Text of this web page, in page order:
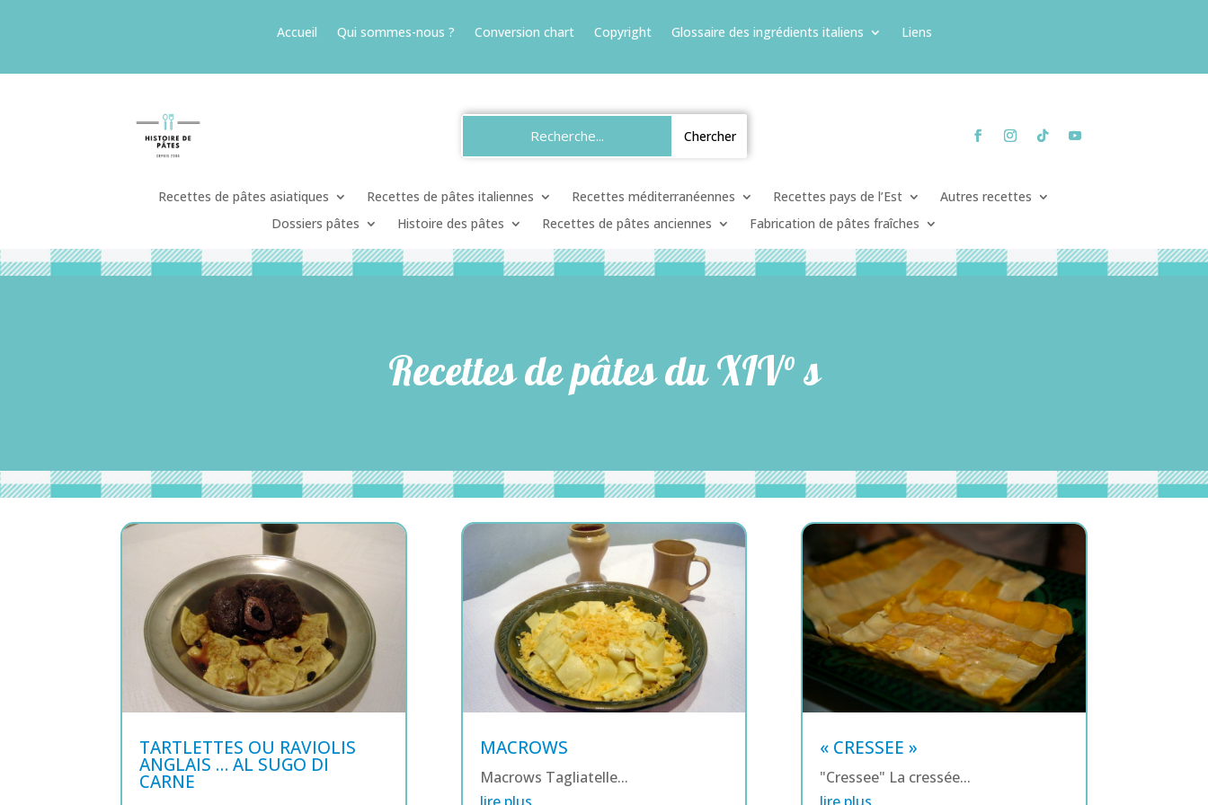
Accueil Qui sommes-nous ? Conversion chart Copyright Glossaire des ingrédients italiens Liens
Recettes de pâtes asiatiques Recettes de pâtes italiennes Recettes méditerranéennes Recettes pays de l’Est
Autres recettes
Dossiers pâtes
Histoire des pâtes Recettes de pâtes anciennes Fabrication de pâtes fraîches
Recettes de pâtes du XIV° s
TARTLETTES OU RAVIOLIS
ANGLAIS … AL SUGO DI
CARNE
MACROWS
Macrows Tagliatelle...
« CRESSEE »
"Cressee" La cressée...